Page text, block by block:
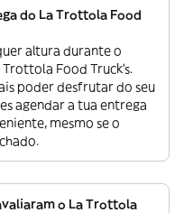
do La Trottola Food
altura durante o
Food Truck’s.
poder desfrutar do seu
agendar a tua entrega
mesmo se o
o La Trottola